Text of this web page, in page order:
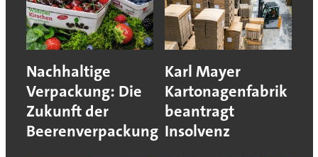
Nachhaltige
Verpackung: Die
Zukunft der
Beerenverpackung
Karl Mayer
Kartonagenfabrik
beantragt
Insolvenz